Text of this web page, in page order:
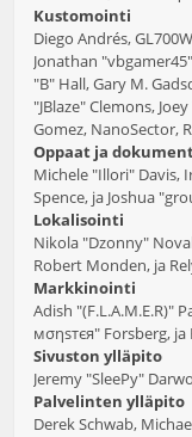
Kustomointi
Diego Andrés,
Jonathan
"B" Hall, Gary M.
"JBlaze" Clemons,
Gomez, NanoSector,
Oppaat ja
Michele "Illori" Davis,
Spence, ja Joshua
Lokalisointi
Nikola "Dzonny"
Robert Monden, ja
Markkinointi
Adish "(F.L.A.M.E.R)"
мσηѕтєя" Forsberg,
Sivuston ylläpito
Jeremy "SleePy"
Palvelinten ylläpito
Derek Schwab,